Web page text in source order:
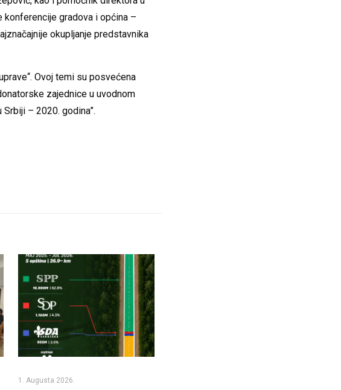
konferencije gradova i općina –
okupljanje predstavnika
Ovoj temi su posvećena
zajednice u uvodnom
– 2020. godina”.
1. Augusta 2026.